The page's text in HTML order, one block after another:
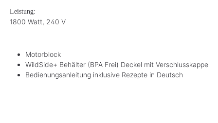
Leistung:
1800 Watt, 240 V
Motorblock
WildSide+ Behälter (BPA Frei) Deckel mit Verschlusskappe
Bedienungsanleitung inklusive Rezepte in Deutsch